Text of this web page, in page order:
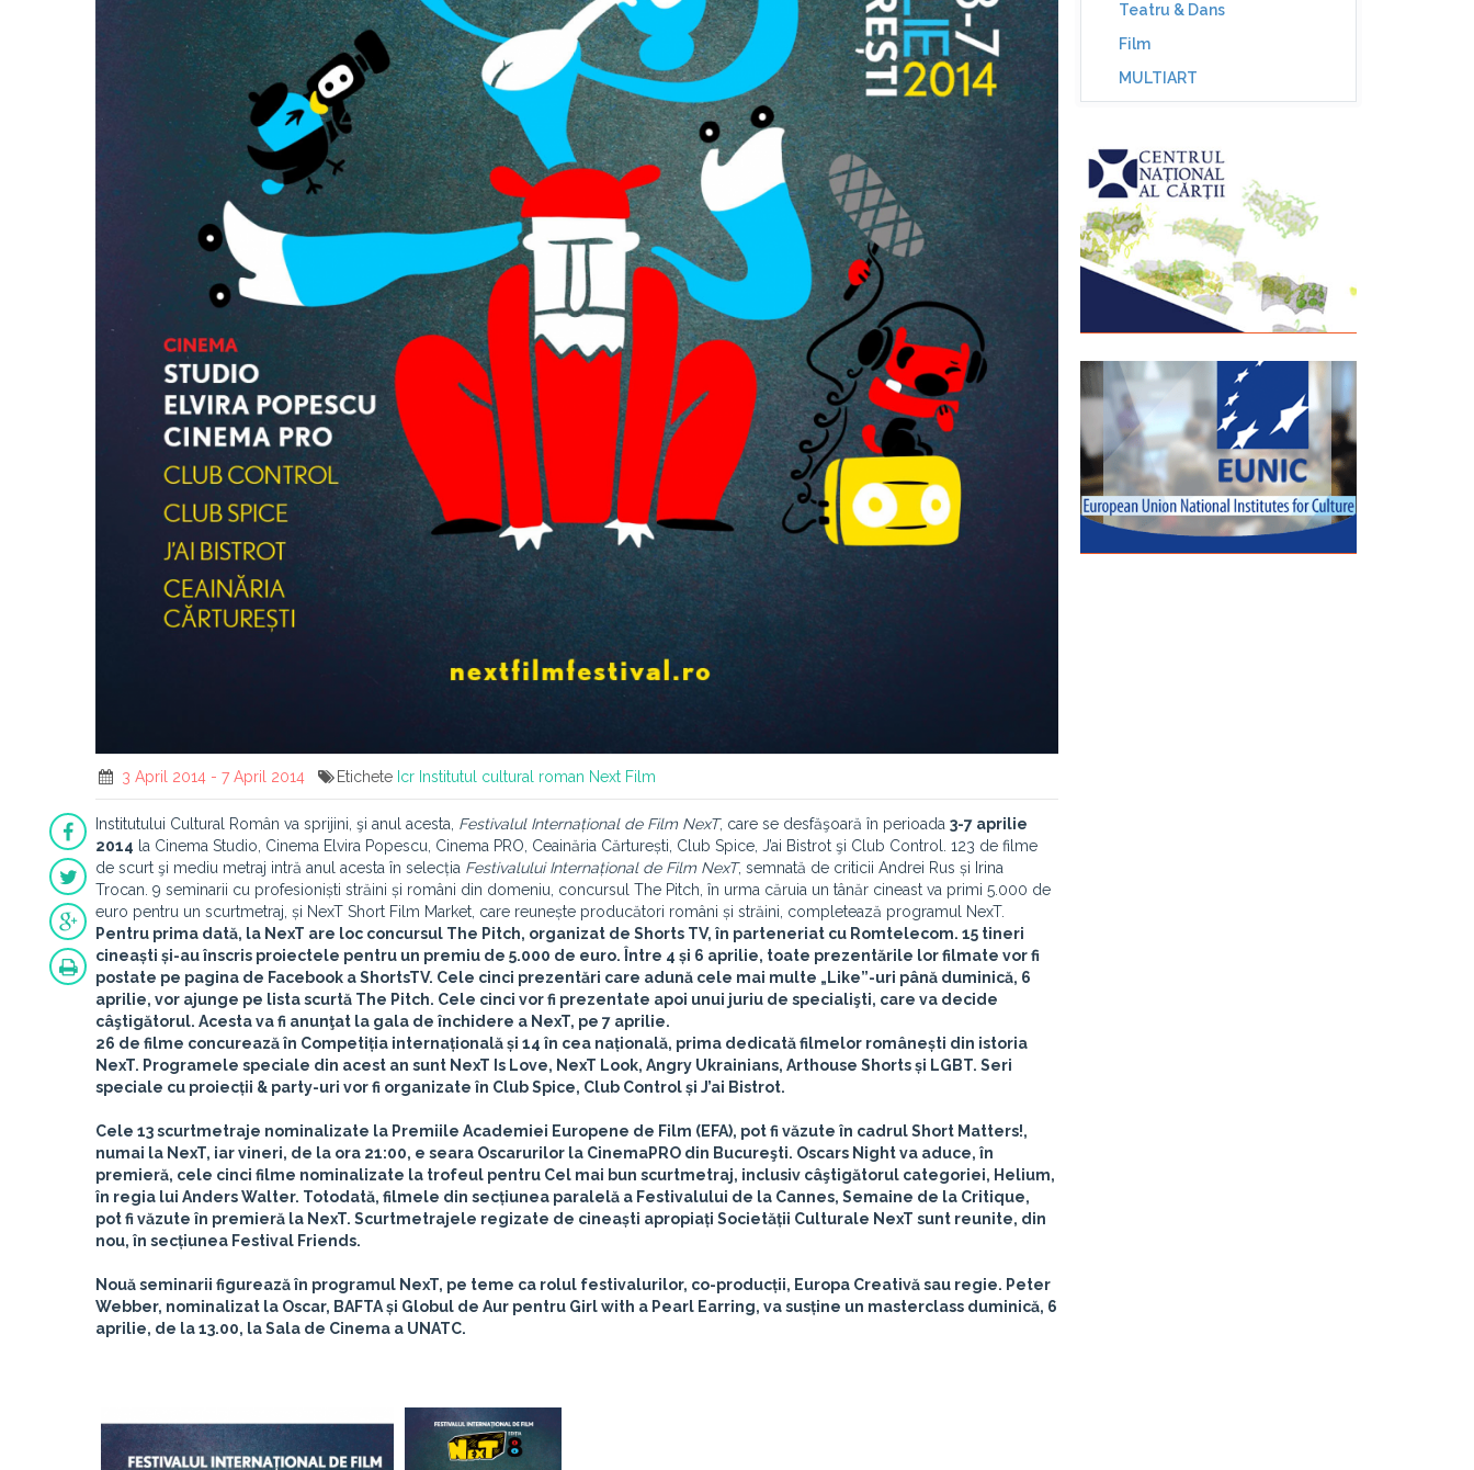
3 April 2014 - 7 April 2014 Etichete Icr Institutul cultural roman Next Film
Institutului Cultural Român va sprijini, şi anul acesta, Festivalul Internațional de Film NexT, care se desfăşoară în perioada 3-7 aprilie
2014 la Cinema Studio, Cinema Elvira Popescu, Cinema PRO, Ceainăria Cărturești, Club Spice, J’ai Bistrot şi Club Control. 123 de filme
de scurt şi mediu metraj intră anul acesta în selecția Festivalului Internațional de Film NexT, semnată de criticii Andrei Rus și Irina
Trocan. 9 seminarii cu profesioniști străini și români din domeniu, concursul The Pitch, în urma căruia un tânăr cineast va primi 5.000 de
euro pentru un scurtmetraj, și NexT Short Film Market, care reunește producători români și străini, completează programul NexT.
Pentru prima dată, la NexT are loc concursul The Pitch, organizat de Shorts TV, în parteneriat cu Romtelecom. 15 tineri
cineaști și-au înscris proiectele pentru un premiu de 5.000 de euro. Între 4 și 6 aprilie, toate prezentările lor filmate vor fi
postate pe pagina de Facebook aShortsTV. Cele cinci prezentări care adună cele mai multe „Like”-uri până duminică, 6
aprilie, vor ajunge pe lista scurtă The Pitch. Cele cinci vor fi prezentate apoi unui juriu de specialişti, care va decide
câştigătorul. Acesta va fi anunţat la gala de închidere a NexT, pe 7 aprilie.
26 de filme concurează în Competiția internațională și 14 în cea națională, prima dedicată filmelor românești din istoria
NexT. Programele speciale din acest an sunt NexT Is Love, NexT Look, Angry Ukrainians, Arthouse Shorts și LGBT. Seri
speciale cu proiecții & party-uri vor fi organizate în Club Spice, Club Control și J’ai Bistrot.
Cele 13 scurtmetraje nominalizate la Premiile Academiei Europene de Film (EFA), pot fi văzute în cadrul Short Matters!,
numai la NexT, iar vineri, de la ora 21:00, e seara Oscarurilor la CinemaPRO din Bucureşti. Oscars Nightva aduce, în
premieră, cele cinci filme nominalizate la trofeul pentru Cel mai bun scurtmetraj, inclusiv câştigătorul categoriei, Helium,
în regia lui Anders Walter. Totodată, filmele din secțiunea paralelă a Festivalului de la Cannes, Semaine de la Critique,
pot fi văzute în premieră la NexT. Scurtmetrajele regizate de cineaști apropiați Societății Culturale NexT sunt reunite, din
nou, în secțiunea Festival Friends.
Nouă seminarii figurează în programul NexT, pe teme ca rolul festivalurilor, co-producții, Europa Creativă sau regie. Peter
Webber, nominalizat la Oscar, BAFTA și Globul de Aur pentru Girl with a Pearl Earring, va susține un masterclass duminică, 6
aprilie, de la 13.00, la Sala de Cinema a UNATC.
Teatru & Dans
Film
MULTIART